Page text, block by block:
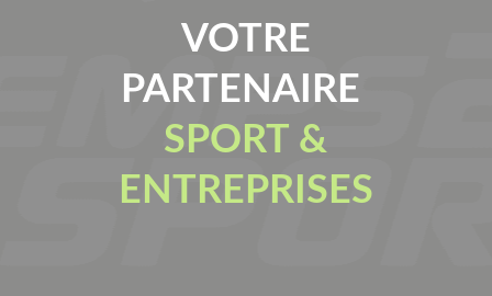
VOTRE
PARTENAIRE
SPORT &
ENTREPRISES